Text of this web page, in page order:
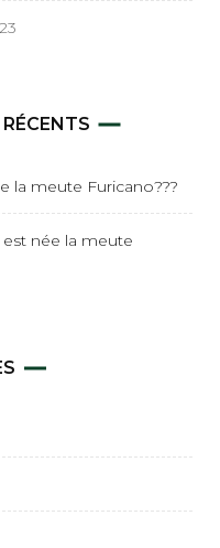
la meute Furicano???
née la meute